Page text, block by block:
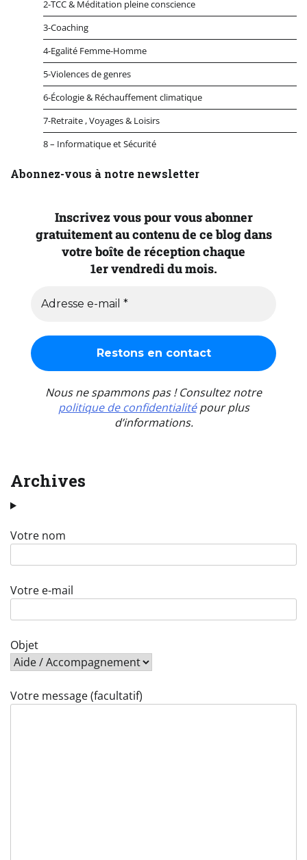
2-TCC & Méditation pleine conscience
3-Coaching
4-Egalité Femme-Homme
5-Violences de genres
6-Écologie & Réchauffement climatique
7-Retraite , Voyages & Loisirs
8 – Informatique et Sécurité
Abonnez-vous à notre newsletter
Inscrivez vous pour vous abonner
gratuitement au contenu de ce blog dans
votre boîte de réception chaque
1er vendredi du mois.
Nous ne spammons pas ! Consultez notre
politique de confidentialitépour plus
d’informations.
Archives
Votre nom
Votre e-mail
Objet
Votre message (facultatif)